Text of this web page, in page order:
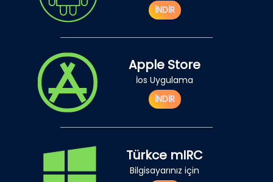
İNDİR
Apple Store
İos Uygulama
İNDİR
Türkce mIRC
Bilgisayarınız için